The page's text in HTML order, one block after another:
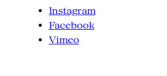
Instagram
Facebook
Vimeo